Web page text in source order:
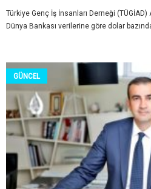
Türkiye Genç İş İnsanları Derneği (TÜGİAD)
Dünya Bankası verilerine göre dolar
GÜNCEL